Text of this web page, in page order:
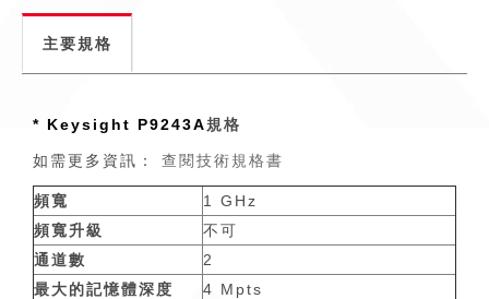
主要規格
* Keysight P9243A規格
如需更多資訊： 查閱技術規格書
頻寬
1 GHz
頻寬升級
不可
通道數
2
最大的記憶體深度
4 Mpts